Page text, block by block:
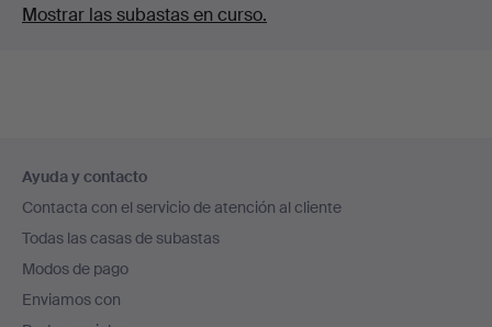
Mostrar las subastas en curso.
en
el
pie
de
página
Ayuda y contacto
Contacta con el servicio de atención al cliente
Todas las casas de subastas
Modos de pago
Enviamos con